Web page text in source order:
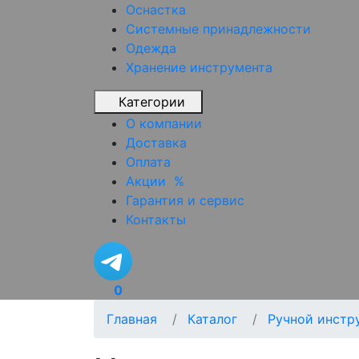
Оснастка
Системные принадлежности
Одежда
Хранение инструмента
Категории
О компании
Доставка
Оплата
Акции %
Гарантия и сервис
Контакты
0
Главная
Каталог Ручной